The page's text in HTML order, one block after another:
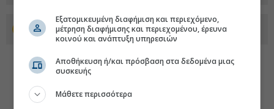
Προσθέστε το euro2day.gr στο Discover
Εξατομικευμένη διαφήμιση και περιεχόμενο,
μέτρηση διαφήμισης και περιεχομένου, έρευνα
κοινού και ανάπτυξη υπηρεσιών
Αποθήκευση ή/και πρόσβαση στα δεδομένα μιας
συσκευής
Μάθετε περισσότερα